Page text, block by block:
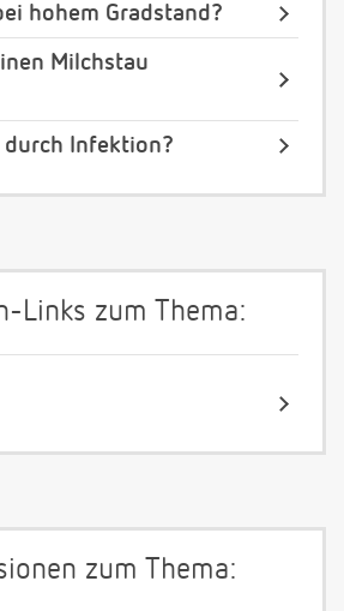
hohem Gradstand?
Milchstau
Infektion?
Links zum Thema:
zum Thema: